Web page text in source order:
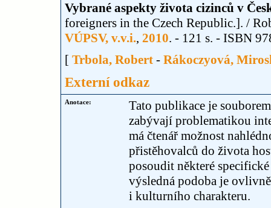
Vybrané aspekty života cizinců v
foreigners in the Czech Republic.]. /
VÚPSV, v.v.i., 2010. - 121 s. - ISBN
[ Trbola, Robert - Rákoczyová,
Externí odkaz
Anotace:
Tato publikace je
zabývají problematikou
má čtenář možnost
přistěhovalců do života
posoudit některé
výsledná podoba je
i kulturního charakteru.